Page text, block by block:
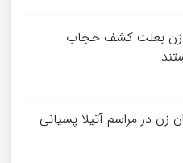
زن بعلت کشف حجاب
زن در مراسم آتیلا پسیانی